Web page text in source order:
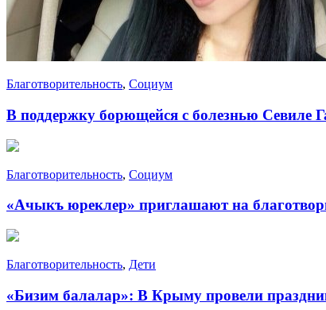
Благотворительность, Социум
В поддержку борющейся с болезнью Севиле
Благотворительность, Социум
«Ачыкъ юреклер» приглашают на
Благотворительность, Дети
«Бизим балалар»: В Крыму провели